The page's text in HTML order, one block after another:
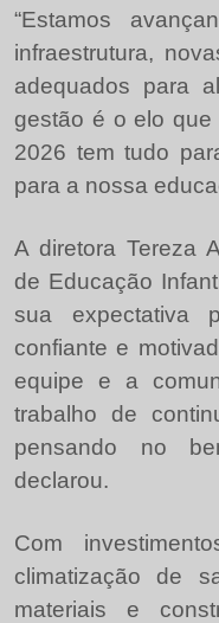
“Estamos
infraestrutura,
adequados para
gestão é o elo
2026 tem tudo
para a nossa
A diretora Tereza
de Educação
sua expectativa
confiante e
equipe e a
trabalho de
pensando no
declarou.
Com
climatização de
materiais e